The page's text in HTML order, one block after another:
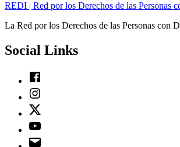
REDI | Red por los Derechos de las Personas
La Red por los Derechos de las Personas con
Social Links
Facebook
Instagram
Twitter
Youtube
Email